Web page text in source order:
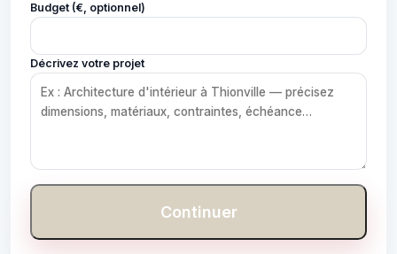
Budget (€, optionnel)
Décrivez votre projet
Continuer